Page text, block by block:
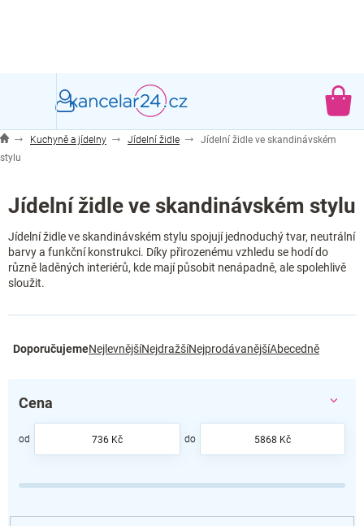
Kuchyně a jídelny Jídelní židle
Jídelní židle ve skandinávském
stylu
Jídelní židle ve skandinávském stylu
Jídelní židle ve skandinávském stylu spojují jednoduchý tvar, neutrální
barvy a funkční konstrukci. Díky přirozenému vzhledu se hodí do
různě laděných interiérů, kde mají působit nenápadně, ale spolehlivě
sloužit.
a
n
p
o
u
DoporučujemeNejlevnějšíNejdražšíNejprodávanějšíAbecedně
Cena
736Kč 5868 Kč